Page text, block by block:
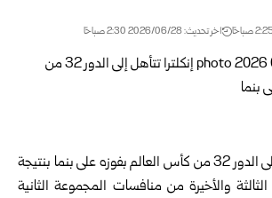
اخر تحديث: 2026/06/28 2:30 صباحًا
تأهل منتخب إنكلترا إلى الدور 32 من كأس العالم بفوزه على بنما بنتيجة
الثالثة والأخيرة من منافسات المجموعة الثانية